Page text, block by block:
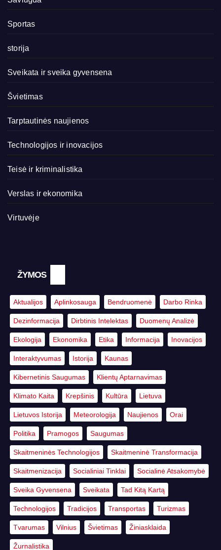
Sportas
storija
Sveikata ir sveika gyvensena
Švietimas
Tarptautinės naujienos
Technologijos ir inovacijos
Teisė ir kriminalistika
Verslas ir ekonomika
Virtuvėje
ŽYMOS
Aktualijos Aplinkosauga Bendruomenė Darbo Rinka
Dezinformacija Dirbtinis Intelektas Duomenų Analizė
Ekologija Ekonomika Etika Informacija Inovacijos
Interaktyvumas Istorija Kaunas
Kibernetinis Saugumas Klientų Aptarnavimas
Klimato Kaita Krepšinis Kultūra Lietuva
Lietuvos Istorija Meteorologija Naujienos Orai
Politika Pramogos Saugumas
Skaitmeninės Technologijos Skaitmeninė Transformacija
Skaitmenizacija Socialiniai Tinklai Socialinė Atsakomybė
Sveika Gyvensena Sveikata Tad Kitą Kartą
Technologijos Tradicijos Transportas Turizmas
Tvarumas Vilnius Švietimas Žiniasklaida
Žurnalistika